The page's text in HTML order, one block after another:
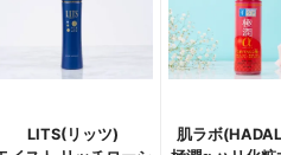
LITS(リッツ)
肌ラボ